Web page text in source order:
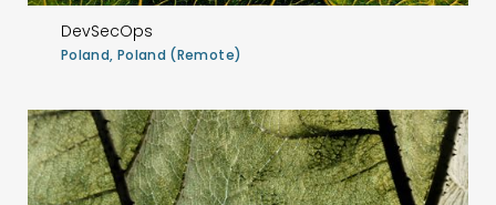
DevSecOps
Poland, Poland (Remote)